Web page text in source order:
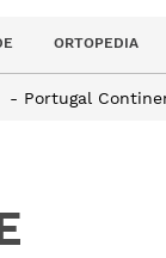
ORTOPEDIA
- Portugal